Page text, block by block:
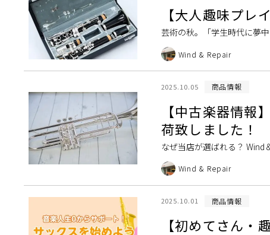
【大人趣味プレ
芸術の秋。「学生時代に夢
など大人の方の声が聞こえ
Wind & Repair
2025.10.05 商品情報
【中古楽器情報
荷致しました！
なぜ当店が選ばれる？ Wind
ービスについて 修理・調整
Wind & Repair
2025.10.01 商品情報
【初めてさん・